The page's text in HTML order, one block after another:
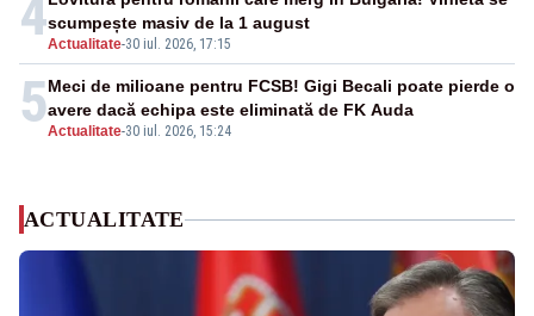
4Actualitate-30 iul. 2026, 17:15
scumpește masiv de la 1 august
5Actualitate-30 iul. 2026, 15:24
Meci de milioane pentru FCSB! Gigi Becali poate pierde o
avere dacă echipa este eliminată de FK Auda
ACTUALITATE